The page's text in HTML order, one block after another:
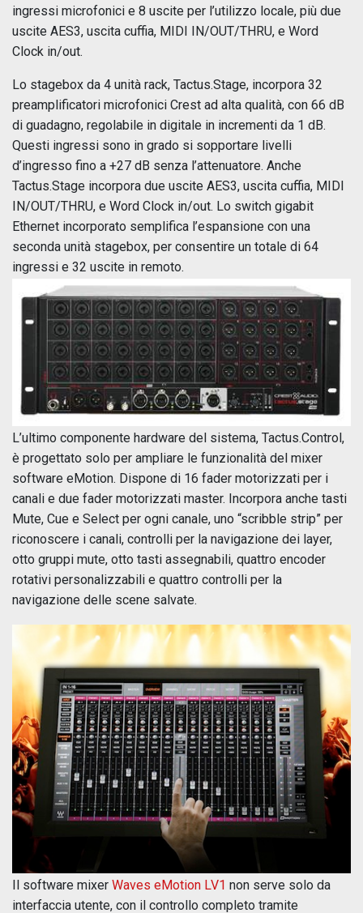
ingressi microfonici e 8 uscite per l’utilizzo locale, più due
uscite AES3, uscita cuffia, MIDI IN/OUT/THRU, e Word
Clock in/out.
Lo stagebox da 4 unità rack, Tactus.Stage, incorpora 32
preamplificatori microfonici Crest ad alta qualità, con 66 dB
di guadagno, regolabile in digitale in incrementi da 1 dB.
Questi ingressi sono in grado si sopportare livelli
d’ingresso fino a +27 dB senza l’attenuatore. Anche
Tactus.Stage incorpora due uscite AES3, uscita cuffia, MIDI
IN/OUT/THRU, e Word Clock in/out. Lo switch gigabit
Ethernet incorporato semplifica l’espansione con una
seconda unità stagebox, per consentire un totale di 64
ingressi e 32 uscite in remoto.
L’ultimo componente hardware del sistema, Tactus.Control,
è progettato solo per ampliare le funzionalità del mixer
software eMotion. Dispone di 16 fader motorizzati per i
canali e due fader motorizzati master. Incorpora anche tasti
Mute, Cue e Select per ogni canale, uno “scribble strip” per
riconoscere i canali, controlli per la navigazione dei layer,
otto gruppi mute, otto tasti assegnabili, quattro encoder
rotativi personalizzabili e quattro controlli per la
navigazione delle scene salvate.
Il software mixer Waves eMotion LV1 non serve solo da
interfaccia utente, con il controllo completo tramite